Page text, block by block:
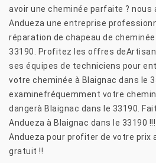
avoir une cheminée parfaite ? nous
Andueza une entreprise
réparation de chapeau de
33190. Profitez les offres
ses équipes de techniciens pour
votre cheminée à Blaignac dans le
examinefréquemment votre
dangerà Blaignac dans le 33190.
Andueza à Blaignac dans le 33190
Andueza pour profiter de votre prix
gratuit !!